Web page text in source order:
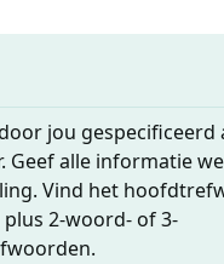
jou gespecificeerd
Geef alle informatie
Vind het
2-woord- of 3-